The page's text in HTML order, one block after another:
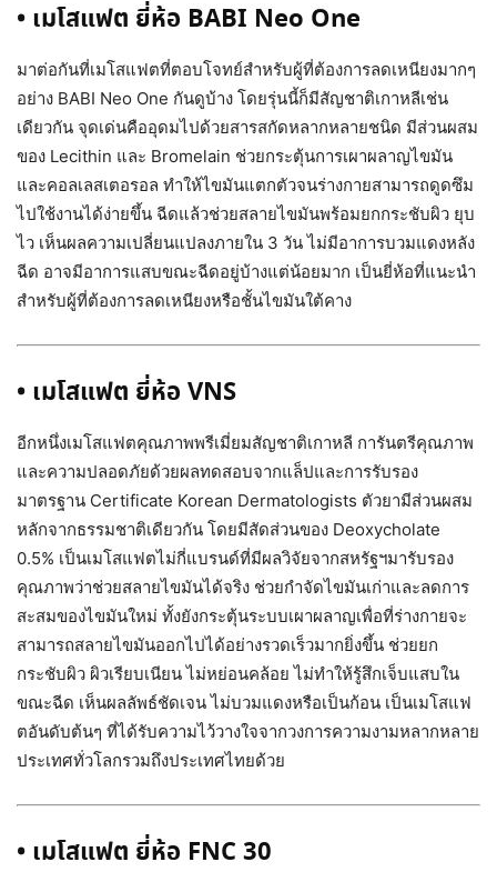
• เมโสแฟต ยี่ห้อ BABI Neo One
มาต่อกันที่เมโสแฟตที่ตอบโจทย์สำหรับผู้ที่ต้องการลดเหนียงมากๆ
อย่าง BABI Neo One กันดูบ้าง โดยรุ่นนี้ก็มีสัญชาติเกาหลีเช่น
เดียวกัน จุดเด่นคืออุดมไปด้วยสารสกัดหลากหลายชนิด มีส่วนผสม
ของ Lecithin และ Bromelain ช่วยกระตุ้นการเผาผลาญไขมัน
และคอลเลสเตอรอล ทำให้ไขมันแตกตัวจนร่างกายสามารถดูดซึม
ไปใช้งานได้ง่ายขึ้น ฉีดแล้วช่วยสลายไขมันพร้อมยกกระชับผิว ยุบ
ไว เห็นผลความเปลี่ยนแปลงภายใน 3 วัน ไม่มีอาการบวมแดงหลัง
ฉีด อาจมีอาการแสบขณะฉีดอยู่บ้างแต่น้อยมาก เป็นยี่ห้อที่แนะนำ
สำหรับผู้ที่ต้องการลดเหนียงหรือชั้นไขมันใต้คาง
• เมโสแฟต ยี่ห้อ VNS
อีกหนึ่งเมโสแฟตคุณภาพพรีเมี่ยมสัญชาติเกาหลี การันตรีคุณภาพ
และความปลอดภัยด้วยผลทดสอบจากแล็ปและการรับรอง
มาตรฐาน Certificate Korean Dermatologists ตัวยามีส่วนผสม
หลักจากธรรมชาติเดียวกัน โดยมีสัดส่วนของ Deoxycholate
0.5% เป็นเมโสแฟตไม่กี่แบรนด์ที่มีผลวิจัยจากสหรัฐฯมารับรอง
คุณภาพว่าช่วยสลายไขมันได้จริง ช่วยกำจัดไขมันเก่าและลดการ
สะสมของไขมันใหม่ ทั้งยังกระตุ้นระบบเผาผลาญเพื่อที่ร่างกายจะ
สามารถสลายไขมันออกไปได้อย่างรวดเร็วมากยิ่งขึ้น ช่วยยก
กระชับผิว ผิวเรียบเนียน ไม่หย่อนคล้อย ไม่ทำให้รู้สึกเจ็บแสบใน
ขณะฉีด เห็นผลลัพธ์ชัดเจน ไม่บวมแดงหรือเป็นก้อน เป็นเมโสแฟ
ตอันดับต้นๆ ที่ได้รับความไว้วางใจจากวงการความงามหลากหลาย
ประเทศทั่วโลกรวมถึงประเทศไทยด้วย
• เมโสแฟต ยี่ห้อ FNC 30